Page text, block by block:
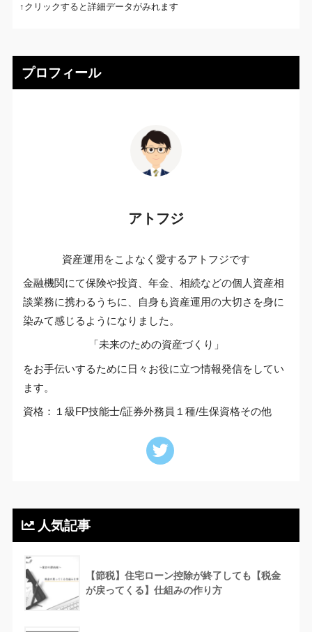
↑クリックすると詳細データがみれます
プロフィール
アトフジ
資産運用をこよなく愛するアトフジです
金融機関にて保険や投資、年金、相続などの個人資産相
談業務に携わるうちに、自身も資産運用の大切さを身に
染みて感じるようになりました。
「未来のための資産づくり」
をお手伝いするために日々お役に立つ情報発信をしてい
ます。
資格：１級FP技能士/証券外務員１種/生保資格その他
人気記事
【節税】住宅ローン控除が終了しても【税金
が戻ってくる】仕組みの作り方